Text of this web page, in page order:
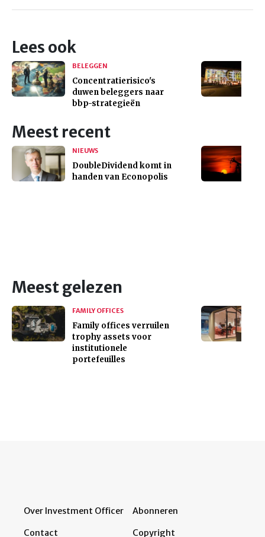
Lees ook
BELEGGEN
Concentratierisico's
duwen beleggers naar
bbp-strategieën
Meest recent
NIEUWS
DoubleDividend komt in
handen van Econopolis
Meest gelezen
FAMILY OFFICES
Family offices verruilen
trophy assets voor
institutionele
portefeuilles
Over Investment Officer
Contact
Abonneren
Copyright